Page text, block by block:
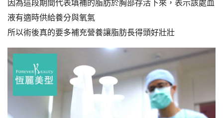
因為這段期間代表填補的脂肪於胸部存活下來，表示該處血
液有適時供給養分與氧氣
所以術後真的要多補充營養讓脂肪長得頭好壯壯